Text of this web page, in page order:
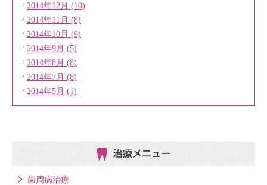
2014年12月 (10)
2014年11月 (8)
2014年10月 (9)
2014年9月 (5)
2014年8月 (8)
2014年7月 (8)
2014年5月 (1)
治療メニュー
歯周病治療